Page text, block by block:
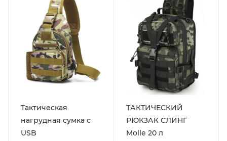
Тактическая
нагрудная сумка с
USB
ТАКТИЧЕСКИЙ
РЮКЗАК СЛИНГ
Molle 20 л